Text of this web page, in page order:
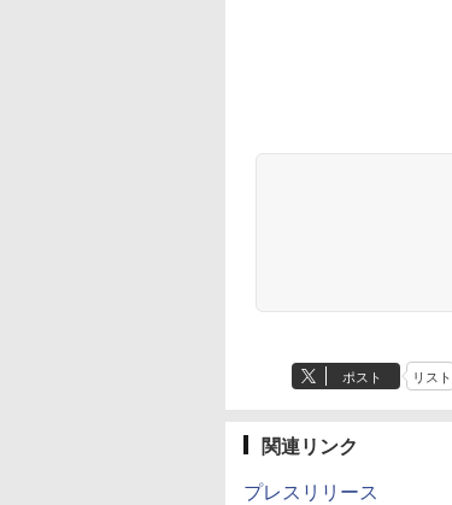
ポスト リスト
関連リンク
プレスリリース